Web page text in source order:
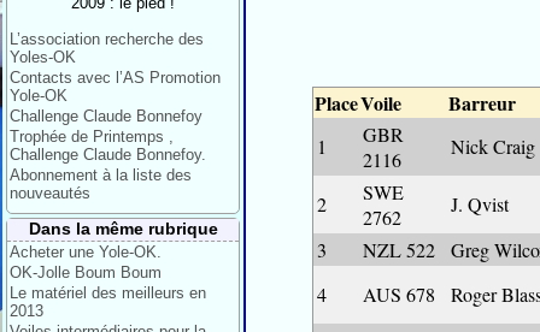
L’association recherche des
Yoles-OK
Contacts avec l’AS Promotion
Yole-OK
Challenge Claude Bonnefoy
Trophée de Printemps ,
Challenge Claude Bonnefoy.
Abonnement à la liste des
nouveautés
Dans la même rubrique
Acheter une Yole-OK.
OK-Jolle Boum Boum
Le matériel des meilleurs en
2013
PlaceVoile Barreur
1
GBR
2116
Nick Craig
2
SWE
2762
J. Qvist
3
NZL 522
Greg
4
AUS 678 Roger